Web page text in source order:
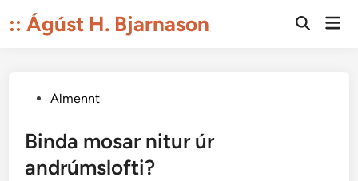
to:: Ágúst H. Bjarnason
Open
PostedAlmennt
Binda mosar nitur úr
andrúmslofti?